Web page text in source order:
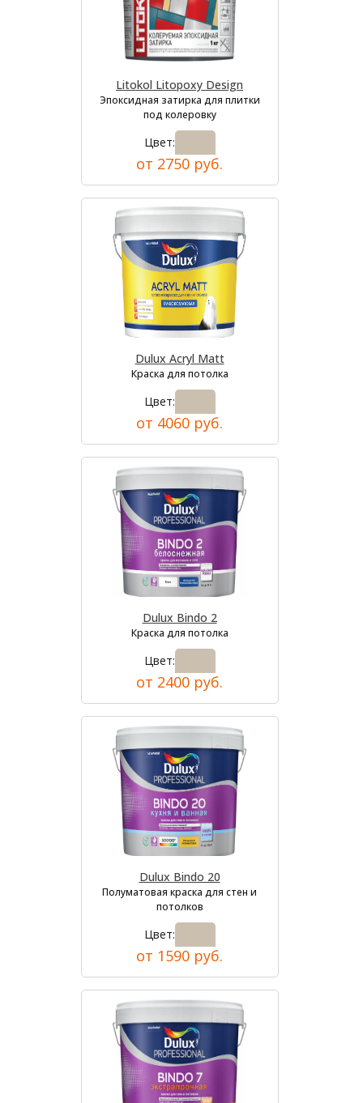
Litokol Litopoxy Design
Эпоксидная затирка для плитки
под колеровку
Цвет:
от 2750 руб.
Dulux Acryl Matt
Краска для потолка
Цвет:
от 4060 руб.
Dulux Bindo 2
Краска для потолка
Цвет:
от 2400 руб.
Dulux Bindo 20
Полуматовая краска для стен и
потолков
Цвет:
от 1590 руб.